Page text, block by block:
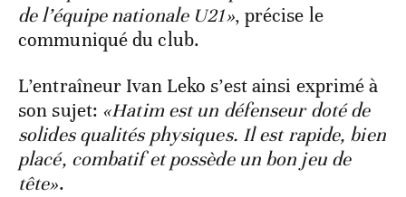
de l’équipe nationale U21», précise le
communiqué du club.
L’entraîneur Ivan Leko s’est ainsi exprimé à
son sujet: «Hatim est un défenseur doté de
solides qualités physiques. Il est rapide, bien
placé, combatif et possède un bon jeu de
tête».